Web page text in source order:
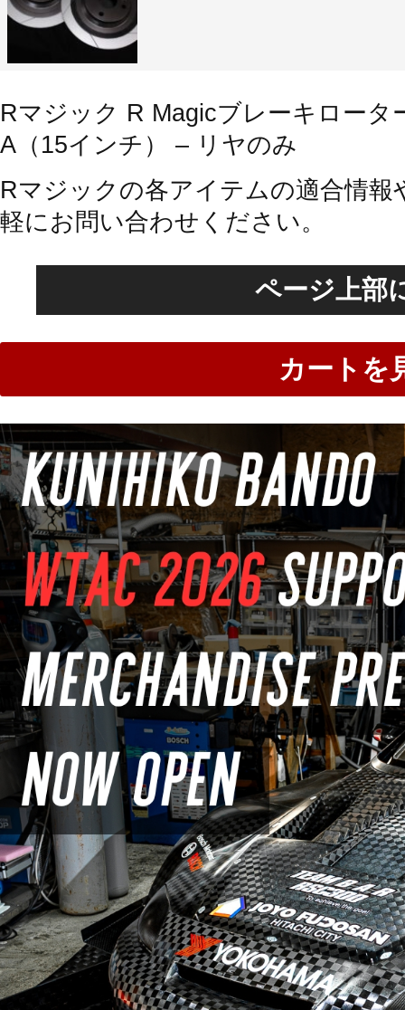
Rマジック R Magicブレーキロー
A（15インチ） – リヤのみ
Rマジックの各アイテムの適合情報
軽にお問い合わせください。
ページ上部
カートを